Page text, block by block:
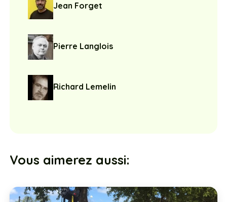
Jean Forget
Pierre Langlois
Richard Lemelin
Vous aimerez aussi: